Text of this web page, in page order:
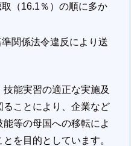
（16.1％）の順に多か
関係法令違反により送
能実習の適正な実施及
ことにより、企業など
等の母国への移転によ
を目的としています。